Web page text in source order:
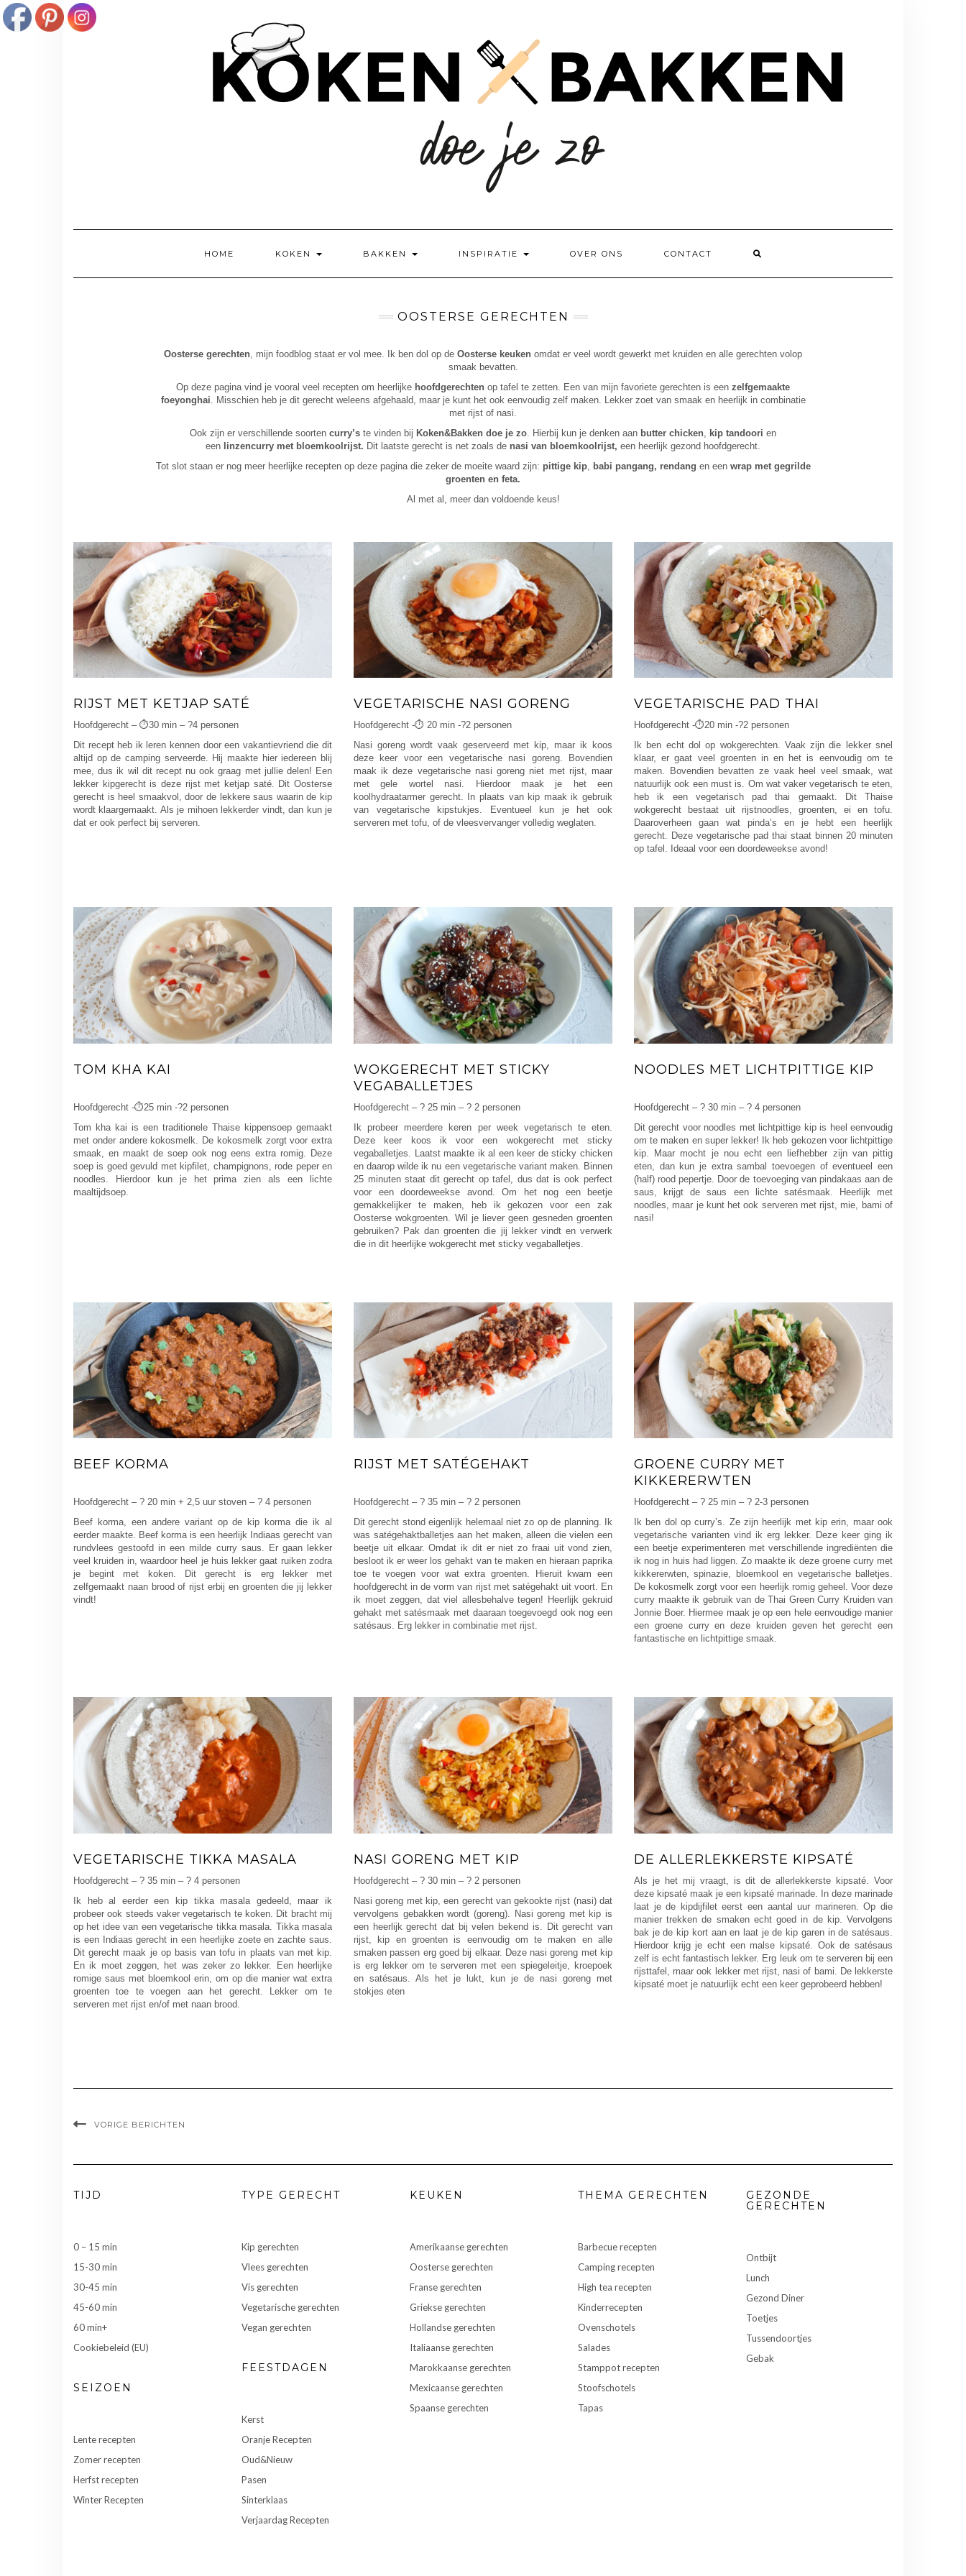
HOME KOKEN BAKKEN INSPIRATIE OVER ONS CONTACT
OOSTERSE GERECHTEN
Oosterse gerechten, mijn foodblog staat er vol mee. Ik ben dol op de Oosterse keuken omdat er veel wordt gewerkt met kruiden en alle gerechten volop
smaak bevatten.
Op deze pagina vind je vooral veel recepten om heerlijke hoofdgerechten op tafel te zetten. Een van mijn favoriete gerechten is een zelfgemaakte
foeyonghai. Misschien heb je dit gerecht weleens afgehaald, maar je kunt het ook eenvoudig zelf maken. Lekker zoet van smaak en heerlijk in combinatie
met rijst of nasi.
Ook zijn er verschillende soorten curry’s te vinden bij Koken&Bakken doe je zo. Hierbij kun je denken aan butter chicken, kip tandoori en
een linzencurry met bloemkoolrijst. Dit laatste gerecht is net zoals de nasi van bloemkoolrijst, een heerlijk gezond hoofdgerecht.
Tot slot staan er nog meer heerlijke recepten op deze pagina die zeker de moeite waard zijn: pittige kip, babi pangang, rendang en een wrap met gegrilde
groenten en feta.
Al met al, meer dan voldoende keus!
RIJST MET KETJAP SATÉ
Hoofdgerecht – ⏱️30 min – ?4 personen
Dit recept heb ik leren kennen door een vakantievriend die dit
altijd op de camping serveerde. Hij maakte hier iedereen blij
mee, dus ik wil dit recept nu ook graag met jullie delen! Een
lekker kipgerecht is deze rijst met ketjap saté. Dit Oosterse
gerecht is heel smaakvol, door de lekkere saus waarin de kip
wordt klaargemaakt. Als je mihoen lekkerder vindt, dan kun je
dat er ook perfect bij serveren.
VEGETARISCHE NASI GORENG
Hoofdgerecht -⏱ 20 min -?2 personen
Nasi goreng wordt vaak geserveerd met kip, maar ik koos
deze keer voor een vegetarische nasi goreng. Bovendien
maak ik deze vegetarische nasi goreng niet met rijst, maar
met gele wortel nasi. Hierdoor maak je het een
koolhydraatarmer gerecht. In plaats van kip maak ik gebruik
van vegetarische kipstukjes. Eventueel kun je het ook
serveren met tofu, of de vleesvervanger volledig weglaten.
VEGETARISCHE PAD THAI
Hoofdgerecht -⏱️20 min -?2 personen
Ik ben echt dol op wokgerechten. Vaak zijn die lekker snel
klaar, er gaat veel groenten in en het is eenvoudig om te
maken. Bovendien bevatten ze vaak heel veel smaak, wat
natuurlijk ook een must is. Om wat vaker vegetarisch te eten,
heb ik een vegetarisch pad thai gemaakt. Dit Thaise
wokgerecht bestaat uit rijstnoodles, groenten, ei en tofu.
Daaroverheen gaan wat pinda’s en je hebt een heerlijk
gerecht. Deze vegetarische pad thai staat binnen 20 minuten
op tafel. Ideaal voor een doordeweekse avond!
TOM KHA KAI
Hoofdgerecht -⏱️25 min -?2 personen
Tom kha kai is een traditionele Thaise kippensoep gemaakt
met onder andere kokosmelk. De kokosmelk zorgt voor extra
smaak, en maakt de soep ook nog eens extra romig. Deze
soep is goed gevuld met kipfilet, champignons, rode peper en
noodles. Hierdoor kun je het prima zien als een lichte
maaltijdsoep.
WOKGERECHT MET STICKY
VEGABALLETJES
Hoofdgerecht – ? 25 min – ? 2 personen
Ik probeer meerdere keren per week vegetarisch te eten.
Deze keer koos ik voor een wokgerecht met sticky
vegaballetjes. Laatst maakte ik al een keer de sticky chicken
en daarop wilde ik nu een vegetarische variant maken. Binnen
25 minuten staat dit gerecht op tafel, dus dat is ook perfect
voor een doordeweekse avond. Om het nog een beetje
gemakkelijker te maken, heb ik gekozen voor een zak
Oosterse wokgroenten. Wil je liever geen gesneden groenten
gebruiken? Pak dan groenten die jij lekker vindt en verwerk
die in dit heerlijke wokgerecht met sticky vegaballetjes.
NOODLES MET LICHTPITTIGE KIP
Hoofdgerecht – ? 30 min – ? 4 personen
Dit gerecht voor noodles met lichtpittige kip is heel eenvoudig
om te maken en super lekker! Ik heb gekozen voor lichtpittige
kip. Maar mocht je nou echt een liefhebber zijn van pittig
eten, dan kun je extra sambal toevoegen of eventueel een
(half) rood pepertje. Door de toevoeging van pindakaas aan de
saus, krijgt de saus een lichte satésmaak. Heerlijk met
noodles, maar je kunt het ook serveren met rijst, mie, bami of
nasi!
BEEF KORMA
Hoofdgerecht – ? 20 min + 2,5 uur stoven – ? 4 personen
Beef korma, een andere variant op de kip korma die ik al
eerder maakte. Beef korma is een heerlijk Indiaas gerecht van
rundvlees gestoofd in een milde curry saus. Er gaan lekker
veel kruiden in, waardoor heel je huis lekker gaat ruiken zodra
je begint met koken. Dit gerecht is erg lekker met
zelfgemaakt naan brood of rijst erbij en groenten die jij lekker
vindt!
RIJST MET SATÉGEHAKT
Hoofdgerecht – ? 35 min – ? 2 personen
Dit gerecht stond eigenlijk helemaal niet zo op de planning. Ik
was satégehaktballetjes aan het maken, alleen die vielen een
beetje uit elkaar. Omdat ik dit er niet zo fraai uit vond zien,
besloot ik er weer los gehakt van te maken en hieraan paprika
toe te voegen voor wat extra groenten. Hieruit kwam een
hoofdgerecht in de vorm van rijst met satégehakt uit voort. En
ik moet zeggen, dat viel allesbehalve tegen! Heerlijk gekruid
gehakt met satésmaak met daaraan toegevoegd ook nog een
satésaus. Erg lekker in combinatie met rijst.
GROENE CURRY MET
KIKKERERWTEN
Hoofdgerecht – ? 25 min – ? 2-3 personen
Ik ben dol op curry’s. Ze zijn heerlijk met kip erin, maar ook
vegetarische varianten vind ik erg lekker. Deze keer ging ik
een beetje experimenteren met verschillende ingrediënten die
ik nog in huis had liggen. Zo maakte ik deze groene curry met
kikkererwten, spinazie, bloemkool en vegetarische balletjes.
De kokosmelk zorgt voor een heerlijk romig geheel. Voor deze
curry maakte ik gebruik van de Thai Green Curry Kruiden van
Jonnie Boer. Hiermee maak je op een hele eenvoudige manier
een groene curry en deze kruiden geven het gerecht een
fantastische en lichtpittige smaak.
VEGETARISCHE TIKKA MASALA
Hoofdgerecht – ? 35 min – ? 4 personen
Ik heb al eerder een kip tikka masala gedeeld, maar ik
probeer ook steeds vaker vegetarisch te koken. Dit bracht mij
op het idee van een vegetarische tikka masala. Tikka masala
is een Indiaas gerecht in een heerlijke zoete en zachte saus.
Dit gerecht maak je op basis van tofu in plaats van met kip.
En ik moet zeggen, het was zeker zo lekker. Een heerlijke
romige saus met bloemkool erin, om op die manier wat extra
groenten toe te voegen aan het gerecht. Lekker om te
serveren met rijst en/of met naan brood.
NASI GORENG MET KIP
Hoofdgerecht – ? 30 min – ? 2 personen
Nasi goreng met kip, een gerecht van gekookte rijst (nasi) dat
vervolgens gebakken wordt (goreng). Nasi goreng met kip is
een heerlijk gerecht dat bij velen bekend is. Dit gerecht van
rijst, kip en groenten is eenvoudig om te maken en alle
smaken passen erg goed bij elkaar. Deze nasi goreng met kip
is erg lekker om te serveren met een spiegeleitje, kroepoek
en satésaus. Als het je lukt, kun je de nasi goreng met
stokjes eten
DE ALLERLEKKERSTE KIPSATÉ
Als je het mij vraagt, is dit de allerlekkerste kipsaté. Voor
deze kipsaté maak je een kipsaté marinade. In deze marinade
laat je de kipdijfilet eerst een aantal uur marineren. Op die
manier trekken de smaken echt goed in de kip. Vervolgens
bak je de kip kort aan en laat je de kip garen in de satésaus.
Hierdoor krijg je echt een malse kipsaté. Ook de satésaus
zelf is echt fantastisch lekker. Erg leuk om te serveren bij een
rijsttafel, maar ook lekker met rijst, nasi of bami. De lekkerste
kipsaté moet je natuurlijk echt een keer geprobeerd hebben!
VORIGE BERICHTEN
TIJD
0 – 15 min
15-30 min
30-45 min
45-60 min
60 min+
Cookiebeleid (EU)
SEIZOEN
Lente recepten
Zomer recepten
Herfst recepten
Winter Recepten
TYPE GERECHT
Kip gerechten
Vlees gerechten
Vis gerechten
Vegetarische gerechten
Vegan gerechten
FEESTDAGEN
Kerst
Oranje Recepten
Oud&Nieuw
Pasen
Sinterklaas
Verjaardag Recepten
KEUKEN
Amerikaanse gerechten
Oosterse gerechten
Franse gerechten
Griekse gerechten
Hollandse gerechten
Italiaanse gerechten
Marokkaanse gerechten
Mexicaanse gerechten
Spaanse gerechten
THEMA GERECHTEN
Barbecue recepten
Camping recepten
High tea recepten
Kinderrecepten
Ovenschotels
Salades
Stamppot recepten
Stoofschotels
Tapas
GEZONDE
GERECHTEN
Ontbijt
Lunch
Gezond Diner
Toetjes
Tussendoortjes
Gebak